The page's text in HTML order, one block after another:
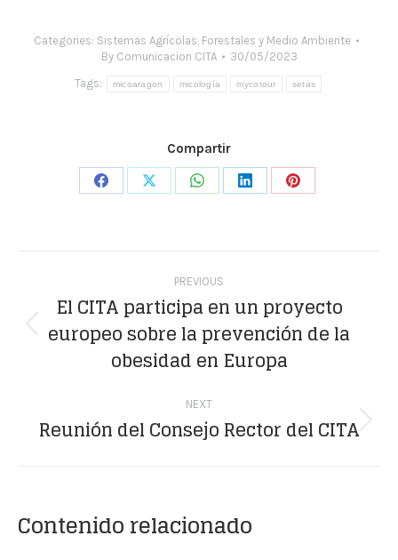
Categories: Sistemas Agrícolas, Forestales y Medio Ambiente
By Comunicacion CITA 30/05/2023
Tags: micoaragon micología mycotour setas
Compartir
Share
Share
Share
Share
Share
navigationPREVIOUS
Previous
post:
El CITA participa en un proyecto
europeo sobre la prevención de la
obesidad en Europa
NEXT
Next
Reunión del Consejo Rector del CITA
Contenido relacionado